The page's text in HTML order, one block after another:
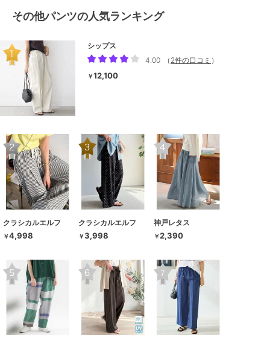
その他パンツの人気ランキング
シップス
4.00
（ 2件の口コミ ）
￥12,100
クラシカルエルフ
￥4,998
クラシカルエルフ
￥3,998
神戸レタス
￥2,390